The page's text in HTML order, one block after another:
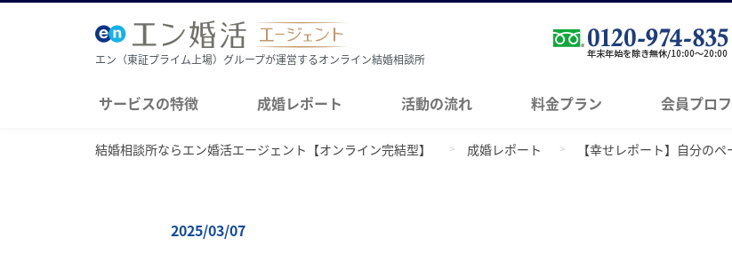
エン（東証プライム上場）グループが運営するオンライン結婚相談所
サービスの特徴 成婚レポート 活動の流れ 料金プラン 会員プロ
結婚相談所ならエン婚活エージェント【オンライン完結型】 成婚レポート 【幸せレポート】自分の
2025/03/07